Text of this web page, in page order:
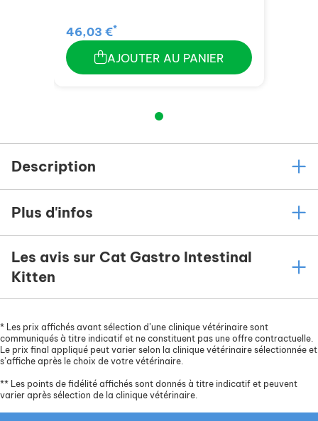
46,03 €*
AJOUTER AU PANIER
Description
Plus d'infos
Les avis sur Cat Gastro Intestinal
Kitten
* Les prix affichés avant sélection d’une clinique vétérinaire sont
communiqués à titre indicatif et ne constituent pas une offre contractuelle.
Le prix final appliqué peut varier selon la clinique vétérinaire sélectionnée et
s’affiche après le choix de votre vétérinaire.
** Les points de fidélité affichés sont donnés à titre indicatif et peuvent
varier après sélection de la clinique vétérinaire.